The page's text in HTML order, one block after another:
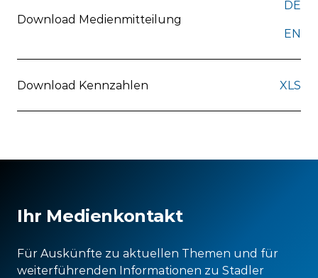
Download Medienmitteilung
DE
EN
Download Kennzahlen XLS
Ihr Medienkontakt
Für Auskünfte zu aktuellen Themen und für
weiterführenden Informationen zu Stadler